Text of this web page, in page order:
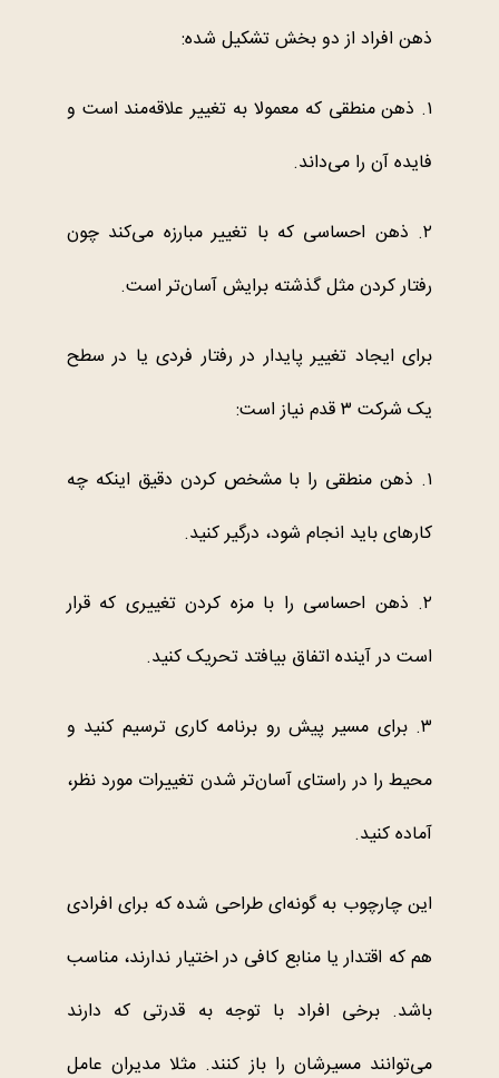
ذهن افراد از دو بخش تشکیل شده:
۱. ذهن منطقی که معمولا به تغییر علاقه‌مند است و
فایده آن را می‌داند.
۲. ذهن احساسی که با تغییر مبارزه می‌کند چون
رفتار کردن مثل گذشته برایش آسان‌تر است.
برای ایجاد تغییر پایدار در رفتار فردی یا در سطح
یک شرکت ۳ قدم نیاز است:
۱. ذهن منطقی را با مشخص کردن دقیق اینکه چه
کارهای باید انجام شود، درگیر کنید.
۲. ذهن احساسی را با مزه کردن تغییری که قرار
است در آینده اتفاق بیافتد تحریک کنید.
۳. برای مسیر پیش رو برنامه کاری ترسیم کنید و
محیط را در راستای آسان‌تر شدن تغییرات مورد نظر،
آماده کنید.
این چارچوب به گونه‌ای طراحی شده که برای افرادی
هم که اقتدار یا منابع کافی در اختیار ندارند، مناسب
باشد. برخی افراد با توجه به قدرتی که دارند
می‌توانند مسیرشان را باز کنند. مثلا مدیران عامل